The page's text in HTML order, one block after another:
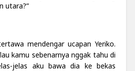
utara?”
mendengar ucapan Yeriko.
kamu sebenarnya nggak tahu di
jelas aku bawa dia ke bekas